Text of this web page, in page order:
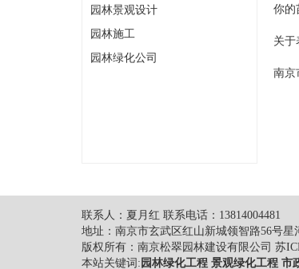
园林景观设计
园林施工
园林绿化公司
你的
关于
南京
联系人：夏月红 联系电话：13814004481
地址：南京市玄武区红山新城领智路56号星
版权所有：南京松翠园林建设有限公司 苏
本站关键词: 园林绿化工程 景观绿化工程 市